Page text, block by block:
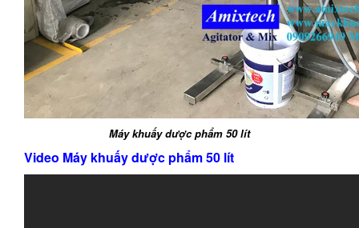
Máy khuấy dược phẩm 50 lít
Video Máy khuấy dược phẩm 50 lít